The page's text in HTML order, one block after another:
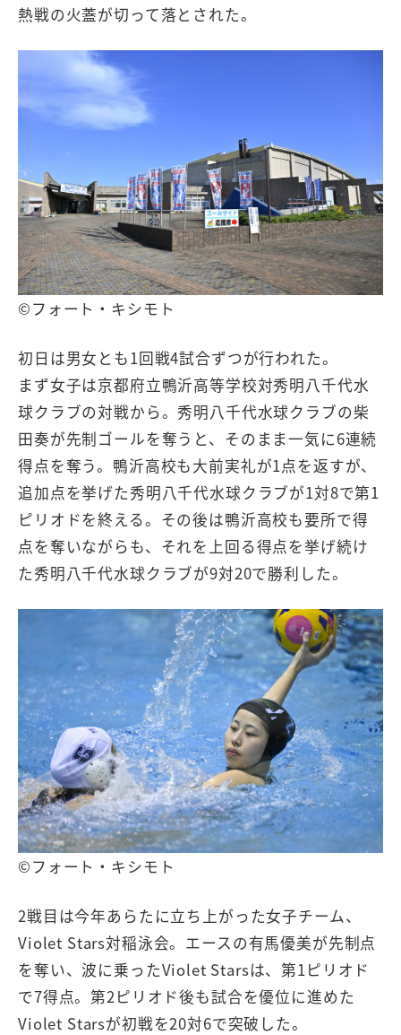
熱戦の火蓋が切って落とされた。
©フォート・キシモト
初日は男女とも1回戦4試合ずつが行われた。
まず女子は京都府立鴨沂高等学校対秀明八千代水
球クラブの対戦から。秀明八千代水球クラブの柴
田奏が先制ゴールを奪うと、そのまま一気に6連続
得点を奪う。鴨沂高校も大前実礼が1点を返すが、
追加点を挙げた秀明八千代水球クラブが1対8で第1
ピリオドを終える。その後は鴨沂高校も要所で得
点を奪いながらも、それを上回る得点を挙げ続け
た秀明八千代水球クラブが9対20で勝利した。
©フォート・キシモト
2戦目は今年あらたに立ち上がった女子チーム、
Violet Stars対稲泳会。エースの有馬優美が先制点
を奪い、波に乗ったViolet Starsは、第1ピリオド
で7得点。第2ピリオド後も試合を優位に進めた
Violet Starsが初戦を20対6で突破した。